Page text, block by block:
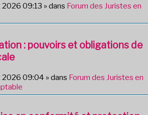
2026 09:13 » dans Forum des Juristes en
: pouvoirs et obligations de
2026 09:04 » dans Forum des Juristes en